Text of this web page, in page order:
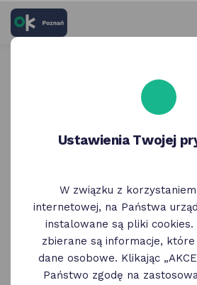
skróty
głównych
Zarząd Transportu
Ustawienia Twojej
W związku z
internetowej, na Państwa
instalowane są pliki cookies.
zbierane są informacje,
dane osobowe. Klikając
Państwo zgodę na